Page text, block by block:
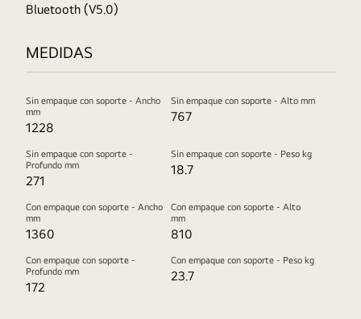
Bluetooth (V5.0)
MEDIDAS
Sin empaque con soporte - Ancho
mm
1228
Sin empaque con soporte - Alto mm
767
Sin empaque con soporte -
Profundo mm
271
Sin empaque con soporte - Peso kg
18.7
Con empaque con soporte - Ancho
mm
1360
Con empaque con soporte - Alto
mm
810
Con empaque con soporte -
Profundo mm
172
Con empaque con soporte - Peso kg
23.7